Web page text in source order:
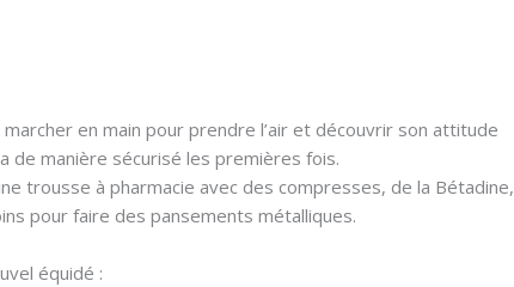
en main pour prendre l’air et découvrir son attitude
de manière sécurisé les premières fois.
trousse à pharmacie avec des compresses, de la Bétadine,
pour faire des pansements métalliques.
équidé :